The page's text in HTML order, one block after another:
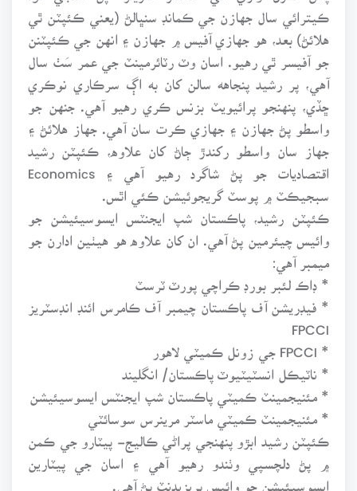
ڪيترائي سال جهازن جي ڪمانڊ سنڀالڻ (يعني ڪئپٽن ٿي
هلائڻ) بعد، هو جهازي آفيس ۾ جهازن ۽ انهن جي ڪئپٽنن
جو آفيسر ٿي رهيو. اسان وٽ رٽائرمينٽ جي عمر سَٺ سال
آهي، پر رشيد پنجاهه سالن کان به اڳ سرڪاري نوڪري
ڇڏي، پنهنجو پرائيويٽ بزنس ڪري رهيو آهي. جنهن جو
واسطو پڻ جهازن ۽ جهازي ڪرت سان آهي. جهاز هلائڻ ۽
جهاز سان واسطو رکندڙ ڄاڻ کان علاوه، ڪئپٽن رشيد
اقتصاديات جو پڻ شاگرد رهيو آهي ۽ Economics
سبجيڪٽ ۾ پوسٽ گريجوئيشن ڪئي اٿس.
ڪئپٽن رشيد، پاڪستان شپ ايجنٽس ايسوسيئيشن جو
وائيس چيئرمين پڻ آهي. ان کان علاوه هو هيٺين ادارن جو
ميمبر آهي:
* ڊاڪ لئبر بورڊ ڪراچي پورٽ ٽرسٽ
* فيڊريشن آف پاڪستان چيمبر آف ڪامرس ائنڊ انڊسٽريز
FPCCI
* FPCCI جي زونل ڪميٽي لاهور
* ناٽيڪل انسٽيٽيوٽ پاڪستان/ انگليند
* مئنيجمينٽ ڪميٽي پاڪستان شپ ايجنٽس ايسوسيئيشن
* مئنيجمينٽ ڪميٽي ماسٽر مرينرس سوسائٽي
ڪئپٽن رشيد ابڙو پنهنجي پراڻي ڪاليج- پيٽارو جي ڪمن
۾ پڻ دلچسپي وٺندو رهيو آهي ۽ اسان جي پيٽارين
ايسوسيئيشن جو وائيس پريزيڊنٽ پڻ آهي.